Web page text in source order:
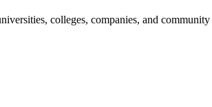
colleges, companies, and